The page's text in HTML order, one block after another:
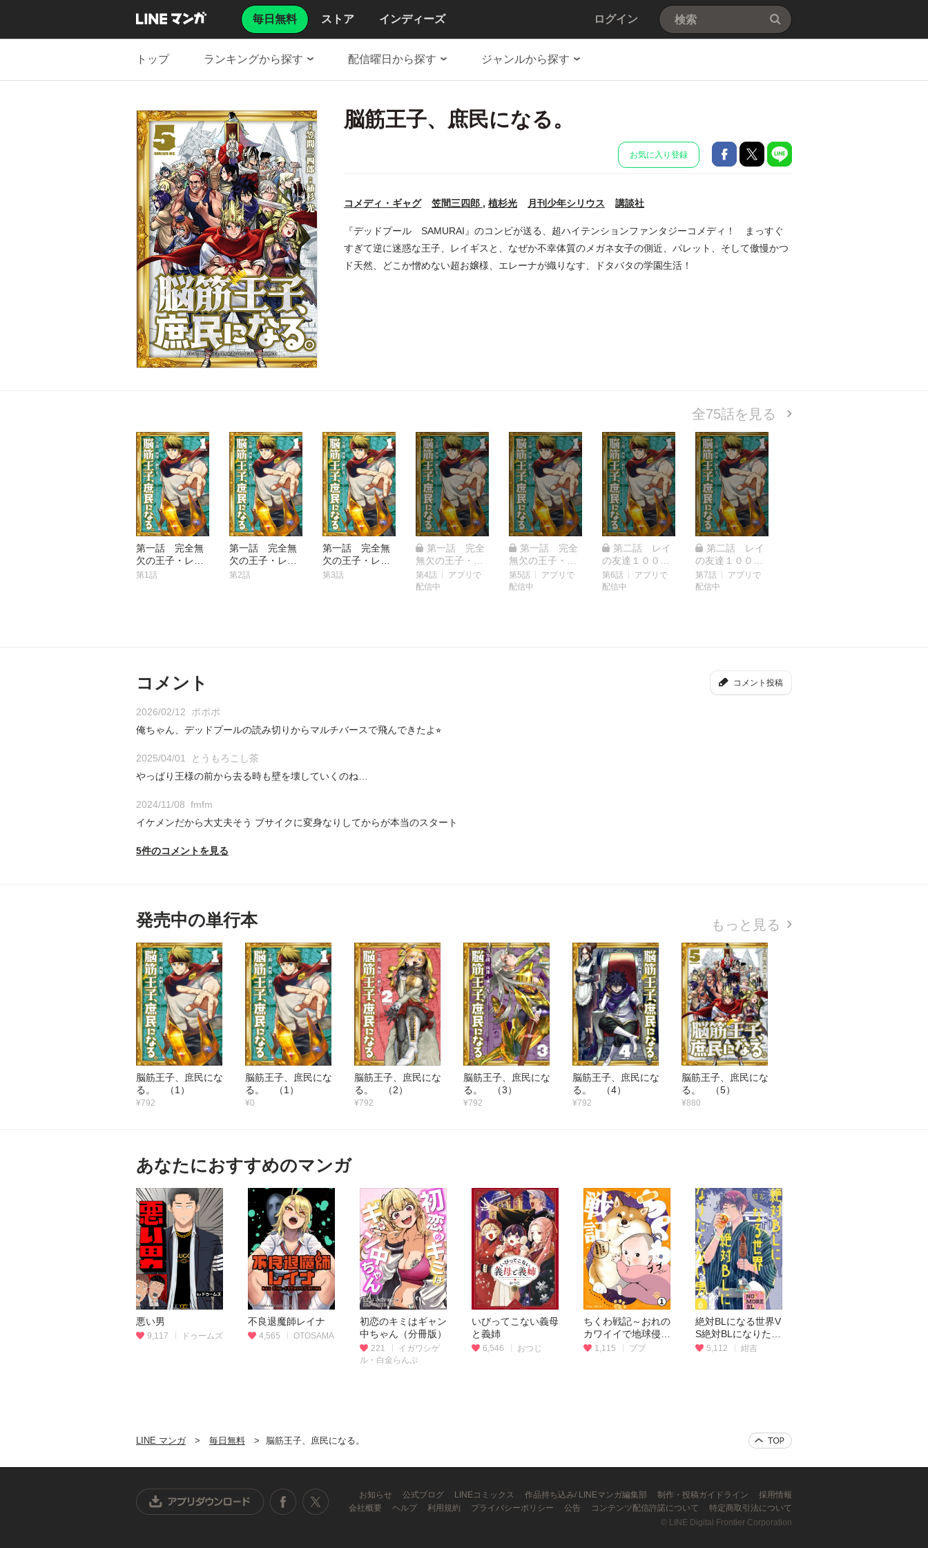
毎日無料 ストア インディーズ ログイン
トップ ランキングから探す 配信曜日から探す ジャンルから探す
脳筋王子、庶民になる。
お気に入り登録
コメディ・ギャグ 笠間三四郎 , 植杉光 月刊少年シリウス 講談社
『デッドプール SAMURAI』のコンビが送る、超ハイテンションファンタジーコメディ！ まっすぐ
すぎて逆に迷惑な王子、レイギスと、なぜか不幸体質のメガネ女子の側近、パレット、そして傲慢かつ
ド天然、どこか憎めない超お嬢様、エレーナが織りなす、ドタバタの学園生活！
全75話を見る
第一話 完全無
欠の王子・レイ
ギス（１）
第1話
第一話 完全無
欠の王子・レイ
ギス（２）
第2話
第一話 完全無
欠の王子・レイ
ギス（３）
第3話
第一話 完全
無欠の王子・レ
イギス（４）
第4話
アプリで
配信中
第一話 完全
無欠の王子・レ
イギス（５）
第5話
アプリで
配信中
第二話 レイ
の友達１００人
計画（１）
第6話
アプリで
配信中
第二話 レイ
の友達１００人
計画（２）
第7話
アプリで
配信中
コメント コメント投稿
2026/02/12
ポポポ
俺ちゃん、デッドプールの読み切りからマルチバースで飛んできたよ⭐︎
2025/04/01
とうもろこし茶
やっぱり王様の前から去る時も壁を壊していくのね…
2024/11/08 fmfm
イケメンだから大丈夫そう ブサイクに変身なりしてからが本当のスタート
5件のコメントを見る
発売中の単行本 もっと見る
脳筋王子、庶民にな
る。 （1）
¥792
脳筋王子、庶民にな
る。 （1）
¥0
脳筋王子、庶民にな
る。 （2）
¥792
脳筋王子、庶民にな
る。 （3）
¥792
脳筋王子、庶民にな
る。 （4）
¥792
脳筋王子、庶民にな
る。 （5）
¥880
あなたにおすすめのマンガ
悪い男
9,117 ドゥームズ
不良退魔師レイナ
4,565 OTOSAMA
初恋のキミはギャン
中ちゃん（分冊版）
221
イガワシゲ
ル・白金らんぷ
いびってこない義母
と義姉
6,546 おつじ
ちくわ戦記～おれの
カワイイで地球侵略
～ 1,115 ブブ
絶対BLになる世界V
S絶対BLになりたく
ない男
5,112 紺吉
LINE マンガ 毎日無料 脳筋王子、庶民になる。
お知らせ 公式ブログ LINEコミックス 作品持ち込み/ LINEマンガ編集部 制作・投稿ガイドライン
採用情報
会社概要
ヘルプ 利用規約 プライバシーポリシー 公告 コンテンツ配信許諾について
特定商取引法について
© LINE Digital Frontier Corporation